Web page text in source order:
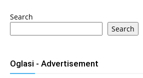
Search
Search
Oglasi - Advertisement